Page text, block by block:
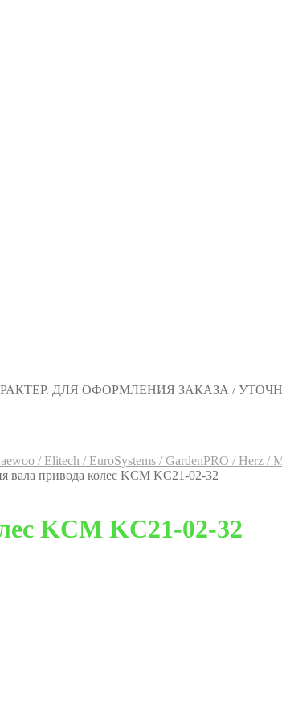
ДЛЯ ОФОРМЛЕНИЯ ЗАКАЗА /
/ Elitech / EuroSystems / GardenPRO / Herz /
вала привода колес KCM KC21-02-32
KCM KC21-02-32